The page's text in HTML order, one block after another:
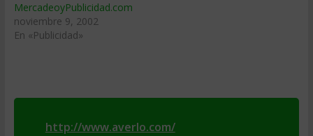
MercadeoyPublicidad.com
noviembre 9, 2002
En «Publicidad»
http://www.averlo.com/